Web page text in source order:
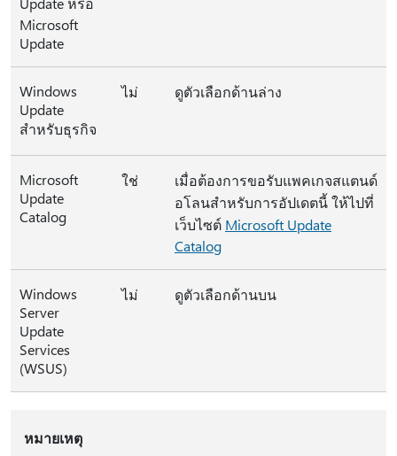
Microsoft
Update
Windows
Update
สำหรับธุรกิจ
ไม่ ดูตัวเลือกด้านล่าง
Microsoft
Update
Catalog
ใช่
เมื่อต้องการขอรับแพคเกจสแตนด์
อโลนสำหรับการอัปเดตนี้ ให้ไปที่
เว็บไซต์ Microsoft Update
Catalog
Windows
Server
Update
Services
(WSUS)
ไม่ ดูตัวเลือกด้านบน
หมายเหตุ